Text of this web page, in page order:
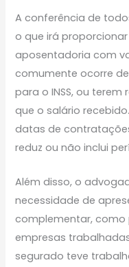
A conferência de
o que irá
aposentadoria com
comumente ocorre
para o INSS, ou
que o salário
datas de
reduz ou não inclui
Além disso, o
necessidade de
complementar, como
empresas
segurado teve